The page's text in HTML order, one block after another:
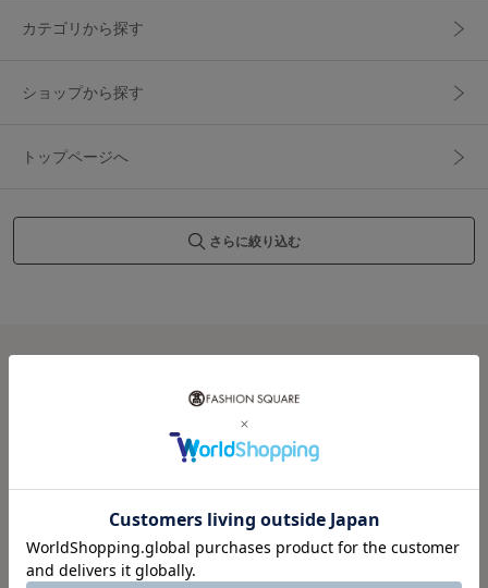
カテゴリから探す
ショップから探す
トップページへ
さらに絞り込む
返品OK
一部商品を除き、